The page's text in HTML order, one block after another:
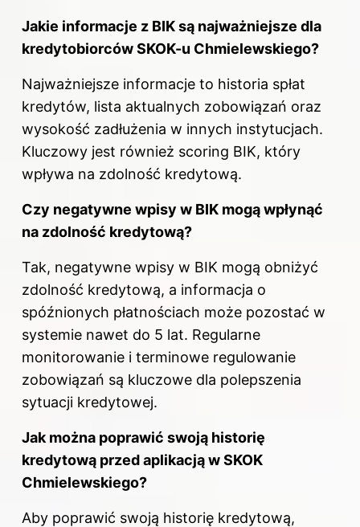
Jakie informacje z BIK są najważniejsze dla
kredytobiorców SKOK-u Chmielewskiego?
Najważniejsze informacje to historia spłat
kredytów, lista aktualnych zobowiązań oraz
wysokość zadłużenia w innych instytucjach.
Kluczowy jest również scoring BIK, który
wpływa na zdolność kredytową.
Czy negatywne wpisy w BIK mogą wpłynąć
na zdolność kredytową?
Tak, negatywne wpisy w BIK mogą obniżyć
zdolność kredytową, a informacja o
spóźnionych płatnościach może pozostać w
systemie nawet do 5 lat. Regularne
monitorowanie i terminowe regulowanie
zobowiązań są kluczowe dla polepszenia
sytuacji kredytowej.
Jak można poprawić swoją historię
kredytową przed aplikacją w SKOK
Chmielewskiego?
Aby poprawić swoją historię kredytową,